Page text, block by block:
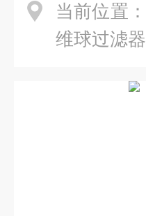
当前位置：
维球过滤器